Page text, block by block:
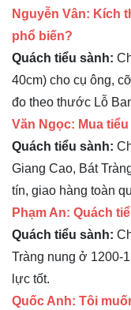
Nguyễn Vân: Kích
phổ biến?
Quách tiểu sành:
40cm) cho cụ ông,
đo theo thước Lỗ
Văn Ngọc: Mua
Quách tiểu sành:
Giang Cao, Bát
tín, giao hàng toàn
Phạm An: Quách
Quách tiểu sành:
Tràng nung ở 1200-
lực tốt.
Quốc Anh: Tôi